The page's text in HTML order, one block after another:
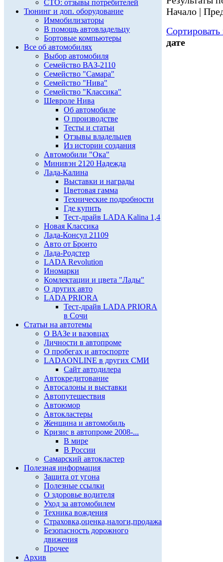
СТО: отзывы потребителей
Тюнинг и доп. оборудование
Иммобилизаторы
В помощь автовладельцу
Бортовые компьютеры
Все об автомобилях
Выбор автомобиля
Семейство ВАЗ-2110
Семейство "Самара"
Семейство "Нива"
Семейство "Классика"
Шевроле Нива
Об автомобиле
О производстве
Тесты и статьи
Отзывы владельцев
Из истории создания
Автомобили "Ока"
Минивэн 2120 Надежда
Лада-Калина
Выставки и награды
Цветовая гамма
Технические подробности
Где купить
Тест-драйв LADA Kalina 1,4
Новая Классика
Лада-Консул 21109
Авто от Бронто
Лада-Родстер
LADA Revolution
Иномарки
Комлектации и цвета "Лады"
О других авто
LADA PRIORA
Тест-драйв LADA PRIORA
в Сочи
Статьи на автотемы
О ВАЗе и вазовцах
Личности в автопроме
О пробегах и автоспорте
LADAONLINE в других СМИ
Сайт автодилера
Автокредитование
Автосалоны и выставки
Автопутешествия
Автоюмор
Автокластеры
Женщина и автомобиль
Кризис в автопроме 2008-...
В мире
В России
Самарский автокластер
Полезная информация
Защита от угона
Полезные ссылки
О здоровье водителя
Уход за автомобилем
Техника вождения
Страховка,оценка,налоги,продажа
Безопасность дорожного
движения
Прочее
Архив
Начало |
дате